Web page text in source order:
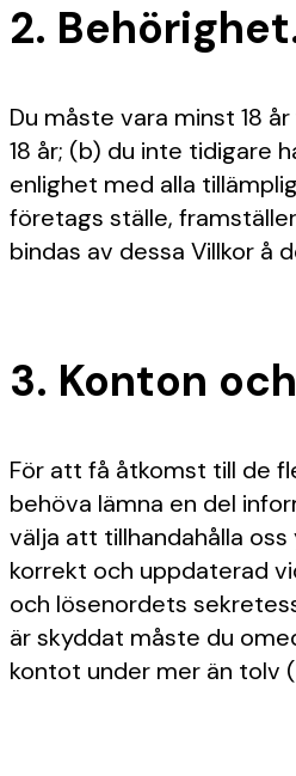
2.
Du måste vara minst 18
18 år; (b) du inte tidigare
enlighet med alla
företags ställe,
bindas av dessa Villkor å
3. Konton
För att få åtkomst till de
behöva lämna en del
välja att tillhandahålla
korrekt och uppdaterad
och lösenordets
är skyddat måste du
kontot under mer än tolv